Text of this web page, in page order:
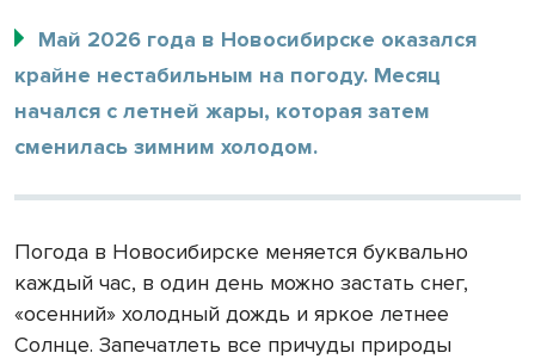
Май 2026 года в Новосибирске оказался
крайне нестабильным на погоду. Месяц
начался с летней жары, которая затем
сменилась зимним холодом.
Погода в Новосибирске меняется буквально
каждый час, в один день можно застать снег,
«осенний» холодный дождь и яркое летнее
Солнце. Запечатлеть все причуды природы